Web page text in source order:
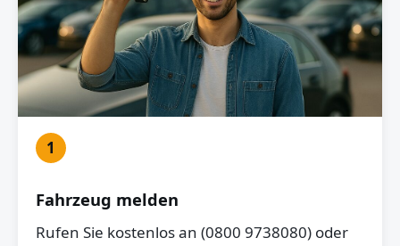
1
Fahrzeug melden
Rufen Sie kostenlos an (0800 9738080) oder